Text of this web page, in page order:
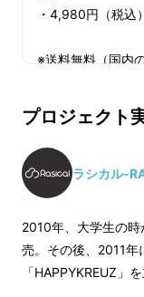
・4,980円（税込）
※送料無料（国内の
能性があります。
※注文状況、使用
造工程上の状況等
遅れる場合があり
プロジェクト
ラシカル-
2010年、大学生の
売。その後、2011年
「HAPPYKREUZ」